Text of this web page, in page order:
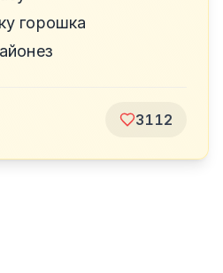
горошка
3112